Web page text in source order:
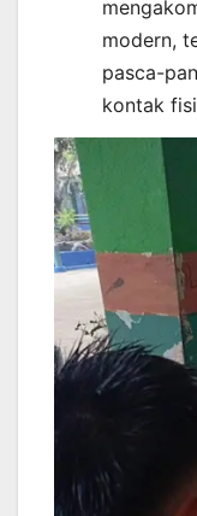
modern,
pasca-
kontak